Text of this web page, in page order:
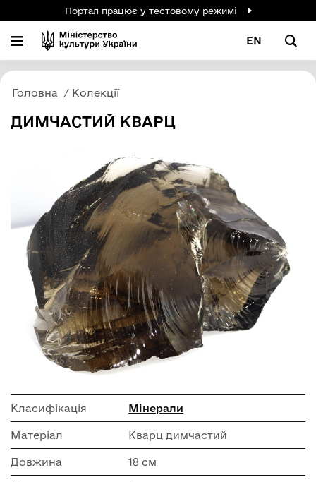
Портал працює у тестовому режимі
EN
Головна Колекції
ДИМЧАСТИЙ КВАРЦ
Класифікація Мінерали
Матеріал Кварц димчастий
Довжина 18 см